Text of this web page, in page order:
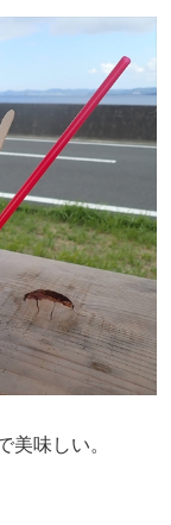
美味しい。